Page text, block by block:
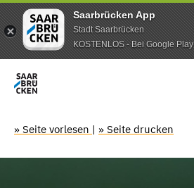
Saarbrücken App
Stadt Saarbrücken
KOSTENLOS - Bei Google Play
» Seite vorlesen | » Seite drucken